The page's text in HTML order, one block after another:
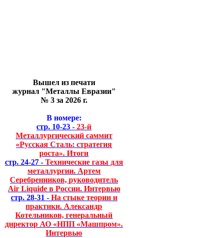
Вышел из печати
журнал "Металлы Евразии"
№ 3 за 2026 г.
В номере:
стр. 10-23 - 23-й
Металлургический саммит
«Русская Сталь: стратегия
роста». Итоги
стр. 24-27 - Технические газы для
металлургии. Артем
Серебренников, руководитель
Air Liquide в России. Интервью
стр. 28-31 - На стыке теории и
практики. Александр
Котельников, генеральный
директор АО «НПП «Машпром».
Интервью